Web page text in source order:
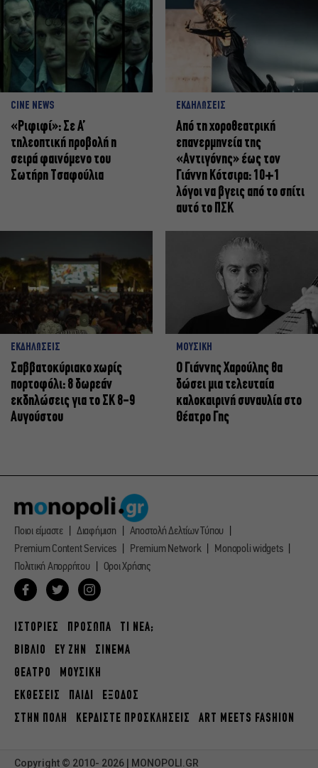
CINE NEWS
«Ριφιφί»: Σε Α’
τηλεοπτική προβολή η
σειρά φαινόμενο του
Σωτήρη Τσαφούλια
ΕΚΔΗΛΩΣΕΙΣ
Από τη χοροθεατρική
επανερμηνεία της
«Αντιγόνης» έως τον
Γιάννη Κότσιρα: 10+1
λόγοι να βγεις από το σπίτι
αυτό το ΠΣΚ
ΕΚΔΗΛΩΣΕΙΣ
Σαββατοκύριακο χωρίς
πορτοφόλι: 8 δωρεάν
εκδηλώσεις για το ΣΚ 8-9
Αυγούστου
ΜΟΥΣΙΚΗ
Ο Γιάννης Χαρούλης θα
δώσει μια τελευταία
καλοκαιρινή συναυλία στο
Θέατρο Γης
Ποιοι είμαστε Διαφήμιση
Αποστολή Δελτίων Τύπου
Premium Content Services
Premium Network
Monopoli widgets
Πολιτική Απορρήτου
Οροι Χρήσης
ΙΣΤΟΡΙΕΣ ΠΡΟΣΩΠΑ
ΤΙ ΝΕΑ;
ΒΙΒΛΙΟ
ΕΥ ΖΗΝ
ΣΙΝΕΜΑ
ΘΕΑΤΡΟ
ΜΟΥΣΙΚΗ
ΕΚΘΕΣΕΙΣ
ΠΑΙΔΙ
ΕΞΟΔΟΣ
ΣΤΗΝ ΠΟΛΗ
ΚΕΡΔΙΣΤΕ ΠΡΟΣΚΛΗΣΕΙΣ ART MEETS FASHION
Copyright © 2010- 2026 | MONOPOLI.GR